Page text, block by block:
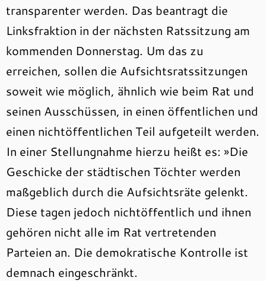
transparenter werden. Das beantragt die
Linksfraktion in der nächsten Ratssitzung am
kommenden Donnerstag. Um das zu
erreichen, sollen die Aufsichtsratssitzungen
soweit wie möglich, ähnlich wie beim Rat und
seinen Ausschüssen, in einen öffentlichen und
einen nichtöffentlichen Teil aufgeteilt werden.
In einer Stellungnahme hierzu heißt es: »Die
Geschicke der städtischen Töchter werden
maßgeblich durch die Aufsichtsräte gelenkt.
Diese tagen jedoch nichtöffentlich und ihnen
gehören nicht alle im Rat vertretenden
Parteien an. Die demokratische Kontrolle ist
demnach eingeschränkt.